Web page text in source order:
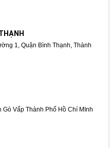
1, Quận Bình Thạnh, Thành
Vấp Thành Phố Hồ Chí MInh